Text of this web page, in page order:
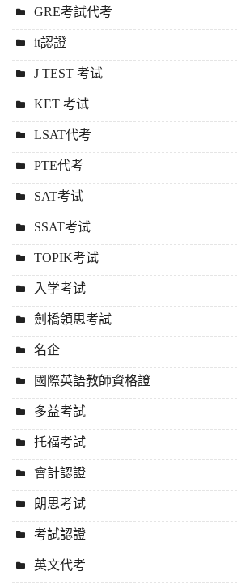
GRE考試代考
it認證
J TEST 考试
KET 考试
LSAT代考
PTE代考
SAT考试
SSAT考试
TOPIK考试
入学考试
劍橋領思考試
名企
國際英語教師資格證
多益考試
托福考試
會計認證
朗思考试
考試認證
英文代考